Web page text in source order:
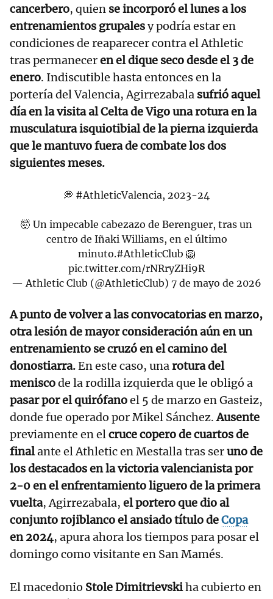
cancerbero, quien se incorporó el lunes a los
entrenamientos grupalesy podría estar en
condiciones de reaparecer contra el Athletic
tras permaneceren el dique seco desde el 3 de
enero. Indiscutible hasta entonces en la
portería del Valencia, Agirrezabala sufrió aquel
día en la visita al Celta de Vigo una rotura en la
musculatura isquiotibial de la pierna izquierda
que le mantuvo fuera de combate los dos
siguientes meses.
💭 #AthleticValencia, 2023-24
🤯 Un impecable cabezazo de Berenguer, tras un
centro de Iñaki Williams, en el último
minuto.#AthleticClub 🦁
pic.twitter.com/rNRryZHi9R
— Athletic Club (@AthleticClub) 7 de mayo de 2026
A punto de volver a las convocatorias en marzo,
otra lesión de mayor consideración aún en un
entrenamiento se cruzó en el camino del
donostiarra.En este caso, unarotura del
meniscode la rodilla izquierda que le obligó a
pasar por el quirófanoel 5 de marzo en Gasteiz,
donde fue operado por Mikel Sánchez.Ausente
previamente en elcruce copero de cuartos de
finalante el Athletic en Mestalla tras seruno de
los destacados en la victoria valencianista por
2-0 en el enfrentamiento liguero de la primera
vuelta, Agirrezabala, el portero que dio al
conjunto rojiblanco el ansiado título deCopa
en 2024, apura ahora los tiempos para posar el
domingo como visitante en San Mamés.
El macedonio Stole Dimitrievskiha cubierto en